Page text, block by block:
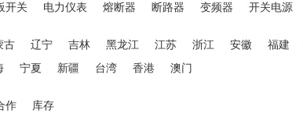
开关 电力仪表 熔断器 断路器 变频器 开关电源
电线电缆和配件 光源/灯具及配件 驱动与运动控制
制冷暖通设备 工业流量传感器
古 辽宁 吉林 黑龙江 江苏 浙江 安徽 福建
宁夏 新疆 台湾 香港 澳门
作 库存